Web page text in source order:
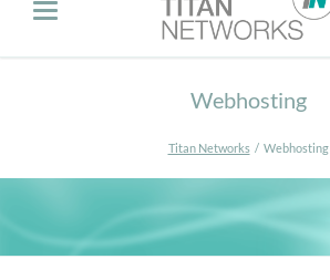
Webhosting
Titan Networks Webhosting